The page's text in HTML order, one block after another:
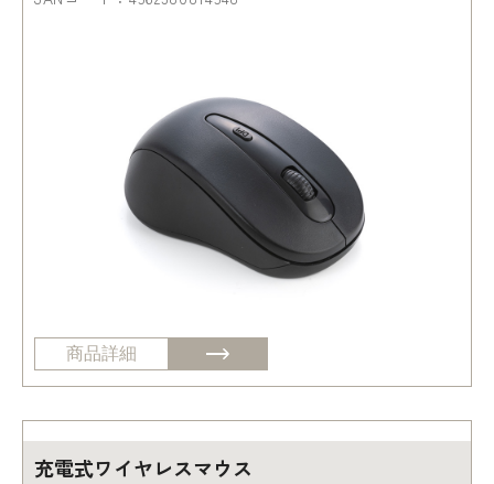
商品詳細
充電式ワイヤレスマウス